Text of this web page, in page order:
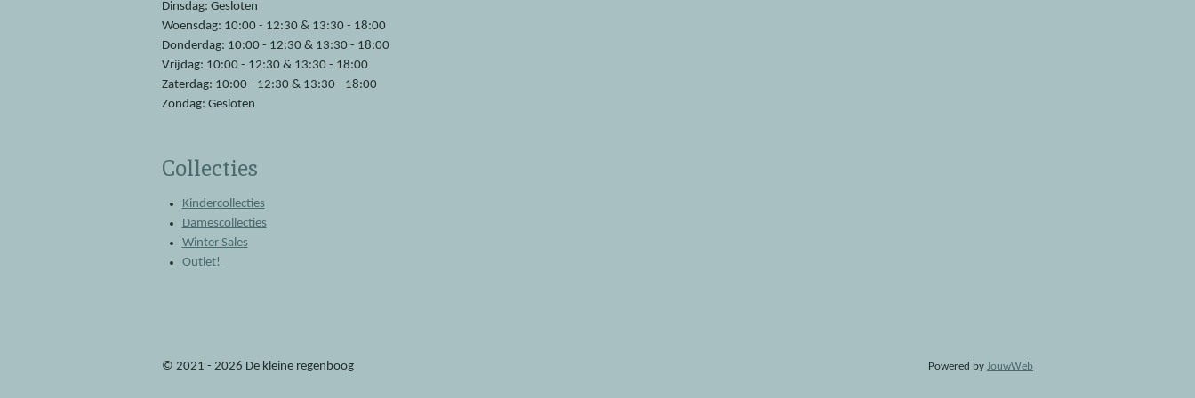
Dinsdag: Gesloten
Woensdag: 10:00 - 12:30 & 13:30 - 18:00
Donderdag: 10:00 - 12:30 & 13:30 - 18:00
Vrijdag: 10:00 - 12:30 & 13:30 - 18:00
Zaterdag: 10:00 - 12:30 & 13:30 - 18:00
Zondag: Gesloten
Collecties
Kindercollecties
Damescollecties
Winter Sales
Outlet!
© 2021 - 2026 De kleine regenboog Powered by JouwWeb